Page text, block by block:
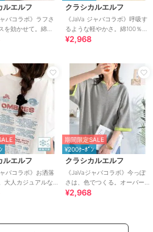
ルエルフ
バコラボ》ラフさ
を効かせて。綿
ブペインターデニム
クラシカルエルフ
《JaVa ジャバコラボ》呼吸す
るような軽やかさ。綿100％シ
ワ加工デニム2タックイージー
¥2,968
ルエルフ
ャバコラボ》お洒落
大人カジュアルな
袖T。バック刺繍ビ
期間限定SALE
¥200ｸｰﾎﾟﾝ
クラシカルエルフ
《JaVaジャバコラボ》今っぽ
さは、色でつくる。オーバー
サイズ配色リブワッフルプル
¥2,968